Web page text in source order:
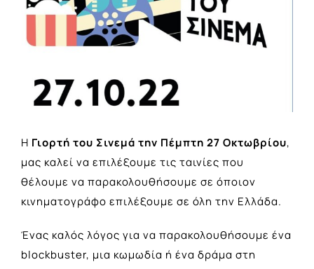
Η Γιορτή του Σινεμά την Πέμπτη 27 Οκτωβρίου,
μας καλεί να επιλέξουμε τις ταινίες που
θέλουμε να παρακολουθήσουμε σε όποιον
κινηματογράφο επιλέξουμε σε όλη την Ελλάδα.
Ένας καλός λόγος για να παρακολουθήσουμε ένα
blockbuster, μια κωμωδία ή ένα δράμα στη